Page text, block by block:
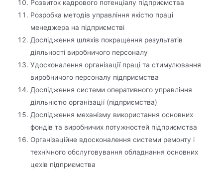
Розвиток кадрового потенціалу підприємства
Розробка методів управління якістю праці
менеджера на підприємстві
Дослідження шляхів покращення результатів
діяльності виробничого персоналу
Удосконалення організації праці та стимулювання
виробничого персоналу підприємства
Дослідження системи оперативного управління
діяльністю організації (підприємства)
Дослідження механізму використання основних
фондів та виробничих потужностей підприємства
Організаційне вдосконалення системи ремонту і
технічного обслуговування обладнання основних
цехів підприємства